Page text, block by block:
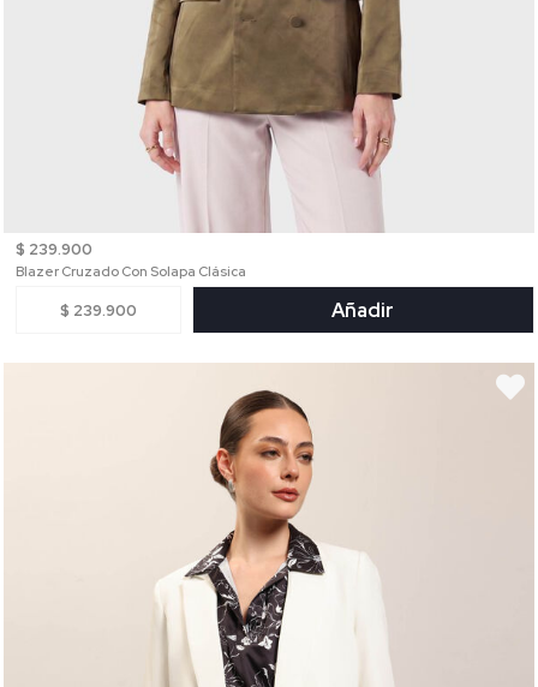
$ 239.900
Blazer Cruzado Con Solapa Clásica
$ 239.900 Añadir